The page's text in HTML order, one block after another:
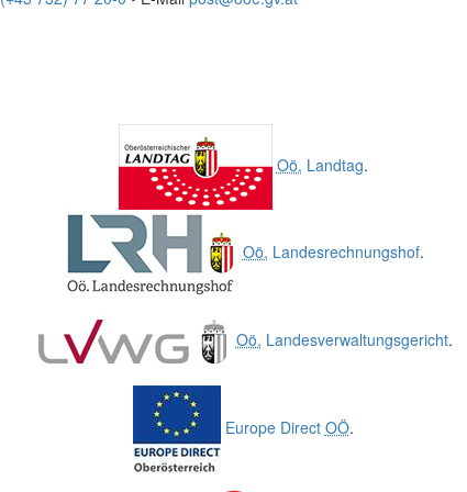
Oö. Landtag.
Oö. Landesrechnungshof.
Oö. Landesverwaltungsgericht.
Europe Direct OÖ.